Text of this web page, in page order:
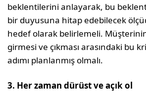
beklentilerini anlayarak, bu
bir duyusuna hitap edebilecek
hedef olarak belirlemeli.
girmesi ve çıkması arasındaki bu
adımı planlanmış olmalı.
3. Her zaman dürüst ve açık ol